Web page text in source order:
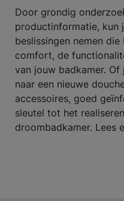
Door grondig
productinformatie, kun
beslissingen nemen
comfort, de
van jouw badkamer.
naar een nieuwe
accessoires, goed
sleutel tot het
droombadkamer. Lees